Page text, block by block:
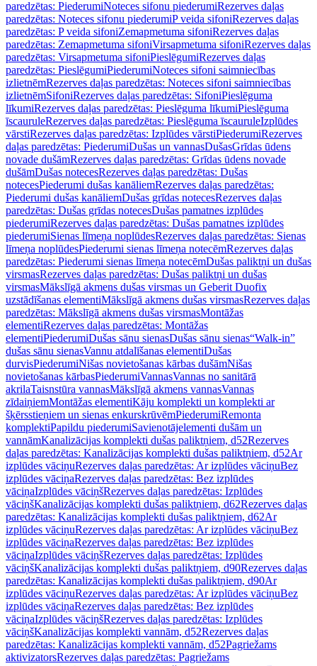
paredzētas: PiederumiNoteces sifonu piederumiRezerves daļas
paredzētas: Noteces sifonu piederumiP veida sifoniRezerves daļas
paredzētas: P veida sifoniZemapmetuma sifoniRezerves daļas
paredzētas: Zemapmetuma sifoniVirsapmetuma sifoniRezerves daļas
paredzētas: Virsapmetuma sifoniPieslēgumiRezerves daļas
paredzētas: PieslēgumiPiederumiNoteces sifoni saimniecības
izlietnēmRezerves daļas paredzētas: Noteces sifoni saimniecības
izlietnēmSifoniRezerves daļas paredzētas: SifoniPieslēguma
līkumiRezerves daļas paredzētas: Pieslēguma līkumiPieslēguma
īscauruleRezerves daļas paredzētas: Pieslēguma īscauruleIzplūdes
vārstiRezerves daļas paredzētas: Izplūdes vārstiPiederumiRezerves
daļas paredzētas: PiederumiDušas un vannasDušasGrīdas ūdens
novade dušāmRezerves daļas paredzētas: Grīdas ūdens novade
dušāmDušas notecesRezerves daļas paredzētas: Dušas
notecesPiederumi dušas kanāliemRezerves daļas paredzētas:
Piederumi dušas kanāliemDušas grīdas notecesRezerves daļas
paredzētas: Dušas grīdas notecesDušas pamatnes izplūdes
piederumiRezerves daļas paredzētas: Dušas pamatnes izplūdes
piederumiSienas līmeņa noplūdesRezerves daļas paredzētas: Sienas
līmeņa noplūdesPiederumi sienas līmeņa notecēmRezerves daļas
paredzētas: Piederumi sienas līmeņa notecēmDušas paliktņi un dušas
virsmasRezerves daļas paredzētas: Dušas paliktņi un dušas
virsmasMākslīgā akmens dušas virsmas un Geberit Duofix
uzstādīšanas elementiMākslīgā akmens dušas virsmasRezerves daļas
paredzētas: Mākslīgā akmens dušas virsmasMontāžas
elementiRezerves daļas paredzētas: Montāžas
elementiPiederumiDušas sānu sienasDušas sānu sienas“Walk-in”
dušas sānu sienasVannu atdalīšanas elementiDušas
durvisPiederumiNišas novietošanas kārbas dušāmNišas
novietošanas kārbasPiederumiVannasVannas no sanitārā
akrilaTaisnstūra vannasMākslīgā akmens vannasVannas
zīdaiņiemMontāžas elementiKāju komplekti un komplekti ar
šķērsstieņiem un sienas enkurskrūvēmPiederumiRemonta
komplektiPapildu piederumiSavienotājelementi dušām un
vannāmKanalizācijas komplekti dušas paliktņiem, d52Rezerves
daļas paredzētas: Kanalizācijas komplekti dušas paliktņiem, d52Ar
izplūdes vāciņuRezerves daļas paredzētas: Ar izplūdes vāciņuBez
izplūdes vāciņaRezerves daļas paredzētas: Bez izplūdes
vāciņaIzplūdes vāciņšRezerves daļas paredzētas: Izplūdes
vāciņšKanalizācijas komplekti dušas paliktņiem, d62Rezerves daļas
paredzētas: Kanalizācijas komplekti dušas paliktņiem, d62Ar
izplūdes vāciņuRezerves daļas paredzētas: Ar izplūdes vāciņuBez
izplūdes vāciņaRezerves daļas paredzētas: Bez izplūdes
vāciņaIzplūdes vāciņšRezerves daļas paredzētas: Izplūdes
vāciņšKanalizācijas komplekti dušas paliktņiem, d90Rezerves daļas
paredzētas: Kanalizācijas komplekti dušas paliktņiem, d90Ar
izplūdes vāciņuRezerves daļas paredzētas: Ar izplūdes vāciņuBez
izplūdes vāciņaRezerves daļas paredzētas: Bez izplūdes
vāciņaIzplūdes vāciņšRezerves daļas paredzētas: Izplūdes
vāciņšKanalizācijas komplekti vannām, d52Rezerves daļas
paredzētas: Kanalizācijas komplekti vannām, d52Pagriežams
aktivizatorsRezerves daļas paredzētas: Pagriežams